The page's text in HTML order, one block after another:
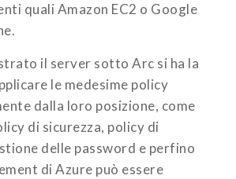
quali Amazon EC2 o Google
il server sotto Arc si ha la
le medesime policy
dalla loro posizione, come
di sicurezza, policy di
delle password e perfino
di Azure può essere